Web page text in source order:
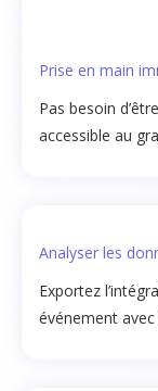
Prise en main
Pas besoin
accessible au
Analyser les
Exportez
événement